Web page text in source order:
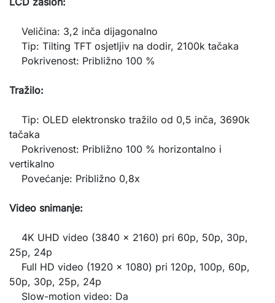
Veličina: 3,2 inča dijagonalno
Tip: Tilting TFT osjetljiv na dodir, 2100k tačaka
Pokrivenost: Približno 100 %
Tražilo:
Tip: OLED elektronsko tražilo od 0,5 inča, 3690k
tačaka
Pokrivenost: Približno 100 % horizontalno i
vertikalno
Povećanje: Približno 0,8x
Video snimanje:
4K UHD video (3840 x 2160) pri 60p, 50p, 30p,
25p, 24p
Full HD video (1920 x 1080) pri 120p, 100p, 60p,
50p, 30p, 25p, 24p
Slow-motion video: Da